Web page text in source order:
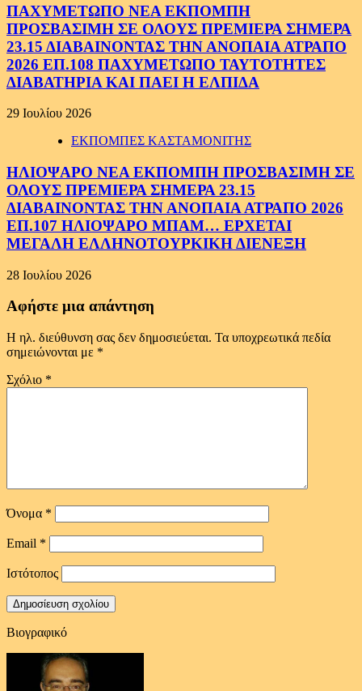
ΠΑΧΥΜΕΤΩΠΟ ΝΕΑ ΕΚΠΟΜΠΗ
ΠΡΟΣΒΑΣΙΜΗ ΣΕ ΟΛΟΥΣ ΠΡΕΜΙΕΡΑ ΣΗΜΕΡΑ
23.15 ΔΙΑΒΑΙΝΟΝΤΑΣ ΤΗΝ ΑΝΟΠΑΙΑ ΑΤΡΑΠΟ
2026 ΕΠ.108 ΠΑΧΥΜΕΤΩΠΟ ΤΑΥΤΟΤΗΤΕΣ
ΔΙΑΒΑΤΗΡΙΑ ΚΑΙ ΠΑΕΙ Η ΕΛΠΙΔΑ
29 Ιουλίου 2026
ΕΚΠΟΜΠΕΣ ΚΑΣΤΑΜΟΝΙΤΗΣ
ΗΛΙΟΨΑΡΟ ΝΕΑ ΕΚΠΟΜΠΗ ΠΡΟΣΒΑΣΙΜΗ ΣΕ
ΟΛΟΥΣ ΠΡΕΜΙΕΡΑ ΣΗΜΕΡΑ 23.15
ΔΙΑΒΑΙΝΟΝΤΑΣ ΤΗΝ ΑΝΟΠΑΙΑ ΑΤΡΑΠΟ 2026
ΕΠ.107 ΗΛΙΟΨΑΡΟ ΜΠΑΜ… ΕΡΧΕΤΑΙ
ΜΕΓΑΛΗ ΕΛΛΗΝΟΤΟΥΡΚΙΚΗ ΔΙΕΝΕΞΗ
28 Ιουλίου 2026
Αφήστε μια απάντηση
Η ηλ. διεύθυνση σας δεν δημοσιεύεται. Τα υποχρεωτικά πεδία
σημειώνονται με *
Σχόλιο *
Όνομα *
Email *
Ιστότοπος
Βιογραφικό